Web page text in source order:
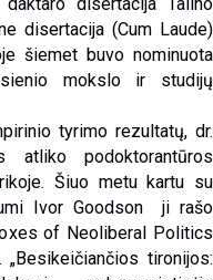
disertacija (Cum Laude)
šiemet buvo nominuota
mokslo ir studijų
tyrimo rezultatų, dr.
atliko podoktorantūros
Šiuo metu kartu su
Ivor Goodson ji rašo
of Neoliberal Politics
tironijos: